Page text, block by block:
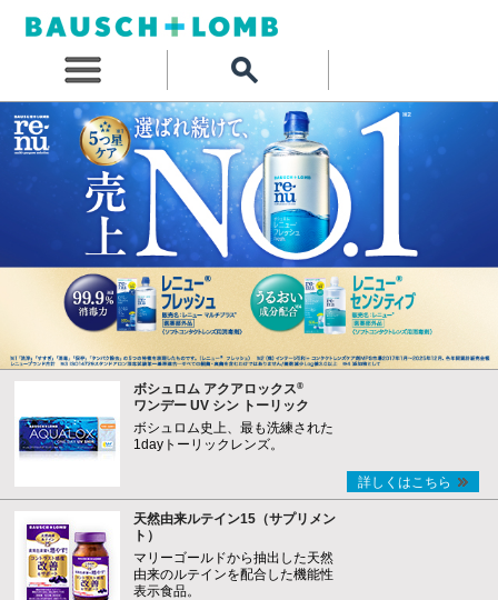
ボシュロム アクアロックス®
ワンデー UV シン トーリック
ボシュロム史上、最も洗練された
1dayトーリックレンズ。
詳しくはこちら
天然由来ルテイン15（サプリメン
ト）
マリーゴールドから抽出した天然
由来のルテインを配合した機能性
表示食品。